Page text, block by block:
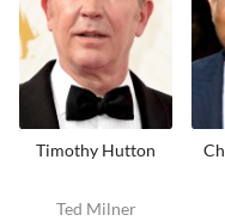
Timothy Hutton
Ted Milner